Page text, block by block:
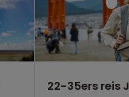
22-35ers reis